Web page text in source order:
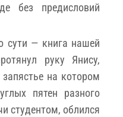
без предисловий
сути — книга нашей
руку Янису,
на котором
пятен разного
студентом, облился